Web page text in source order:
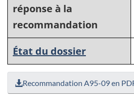
réponse à la
recommandation
État du dossier
Recommandation A95-09 en